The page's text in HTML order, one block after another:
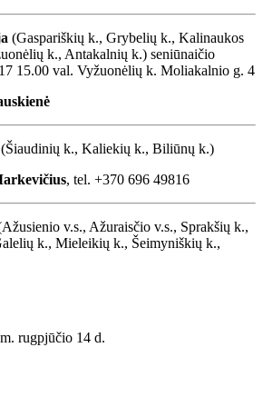
(Gaspariškių k., Grybelių k., Kalinaukos
k., Antakalnių k.) seniūnaičio
15.00 val. Vyžuonėlių k. Moliakalnio g. 4
(Šiaudinių k., Kaliekių k., Biliūnų k.)
, tel. +370 696 49816
v.s., Ažuraisčio v.s., Sprakšių k.,
k., Mieleikių k., Šeimyniškių k.,
rugpjūčio 14 d.